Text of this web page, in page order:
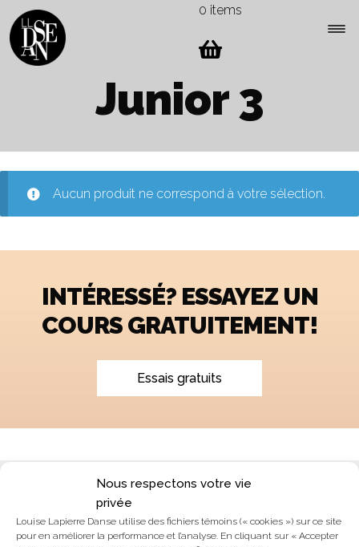
Nous respectons votre vie
privée
Louise Lapierre Danse utilise des fichiers témoins (« cookies ») sur ce site
pour en améliorer la performance et l’analyse. En cliquant sur « Accepter
Skip
to
navigation
Skip
to
content
0 items
Junior 3
Aucun produit ne correspond à votre sélection.
INTÉRESSÉ? ESSAYEZ UN
COURS GRATUITEMENT!
Essais gratuits
Blogue & nouvelles
Équipe